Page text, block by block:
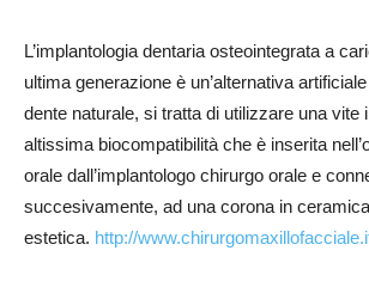
L’implantologia dentaria osteointegrata a
ultima generazione è un’alternativa
dente naturale, si tratta di utilizzare una vite
altissima biocompatibilità che è inserita
orale dall’implantologo chirurgo orale e
succesivamente, ad una corona in
estetica. http://